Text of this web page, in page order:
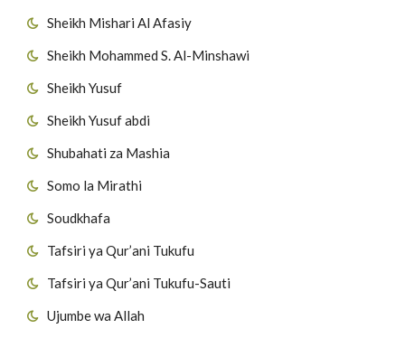
Sheikh Mishari Al Afasiy
Sheikh Mohammed S. Al-Minshawi
Sheikh Yusuf
Sheikh Yusuf abdi
Shubahati za Mashia
Somo la Mirathi
Soudkhafa
Tafsiri ya Qur’ani Tukufu
Tafsiri ya Qur’ani Tukufu-Sauti
Ujumbe wa Allah